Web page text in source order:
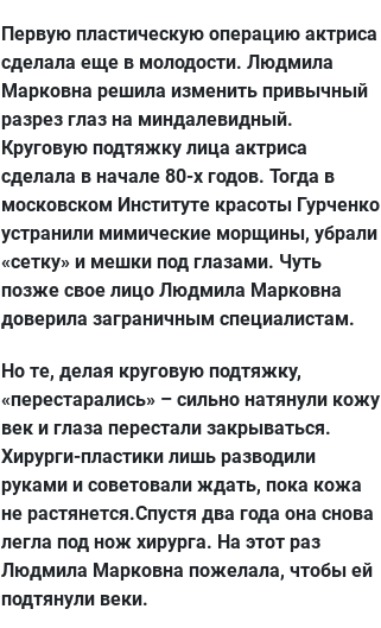
Первую пластическую операцию актриса
сделала еще в молодости. Людмила
Марковна решила изменить привычный
разрез глаз на миндалевидный.
Круговую подтяжку лица актриса
сделала в начале 80-х годов. Тогда в
московском Институте красоты Гурченко
устранили мимические морщины, убрали
«сетку» и мешки под глазами. Чуть
позже свое лицо Людмила Марковна
доверила заграничным специалистам.
Но те, делая круговую подтяжку,
«перестарались» – сильно натянули кожу
век и глаза перестали закрываться.
Хирурги-пластики лишь разводили
руками и советовали ждать, пока кожа
не растянется.Спустя два года она снова
легла под нож хирурга. На этот раз
Людмила Марковна пожелала, чтобы ей
подтянули веки.